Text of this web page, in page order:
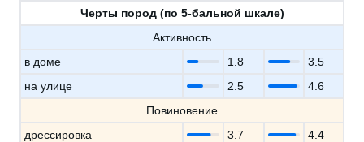
Черты пород (по 5-бальной шкале)
Активность
в доме
1.8
3.5
на улице
2.5
4.6
Повиновение
дрессировка
3.7
4.4